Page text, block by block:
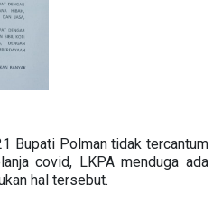
Bupati Polman tidak tercantum
covid, LKPA menduga ada
hal tersebut.